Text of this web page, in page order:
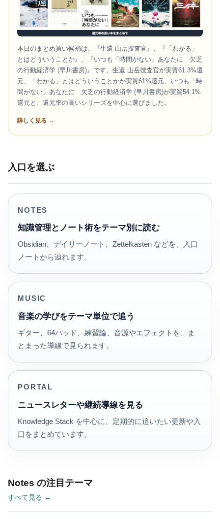
本日のまとめ買い候補は、『生還 山岳捜査官』、『「わかる」
とはどういうことか』、『いつも「時間がない」あなたに 欠乏
の行動経済学 (早川書房)』です。生還 山岳捜査官が実質61.3%還
元、「わかる」とはどういうことかが実質61%還元、いつも「時
間がない」あなたに 欠乏の行動経済学 (早川書房)が実質54.1%
還元と、還元率の高いシリーズを中心に選びました。
詳しく見る →
入口を選ぶ
NOTES
知識管理とノート術をテーマ別に読む
Obsidian、デイリーノート、Zettelkasten などを、入口
ノートから辿れます。
MUSIC
音楽の学びをテーマ単位で追う
ギター、64パッド、練習論、音源やエフェクトを、ま
とまった導線で見られます。
PORTAL
ニュースレターや継続導線を見る
Knowledge Stack を中心に、定期的に追いたい更新や入
口をまとめています。
Notes の注目テーマ
すべて見る →